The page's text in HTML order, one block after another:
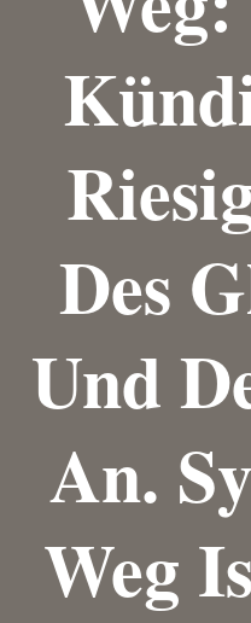
Des
Und
An.
Weg